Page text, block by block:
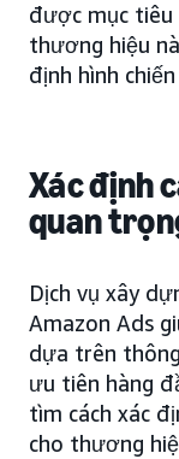
được mục tiêu
thương hiệu
định hình
Xác định
quan
Dịch vụ xây
Amazon Ads
dựa trên
ưu tiên hàng
tìm cách xác
cho thương